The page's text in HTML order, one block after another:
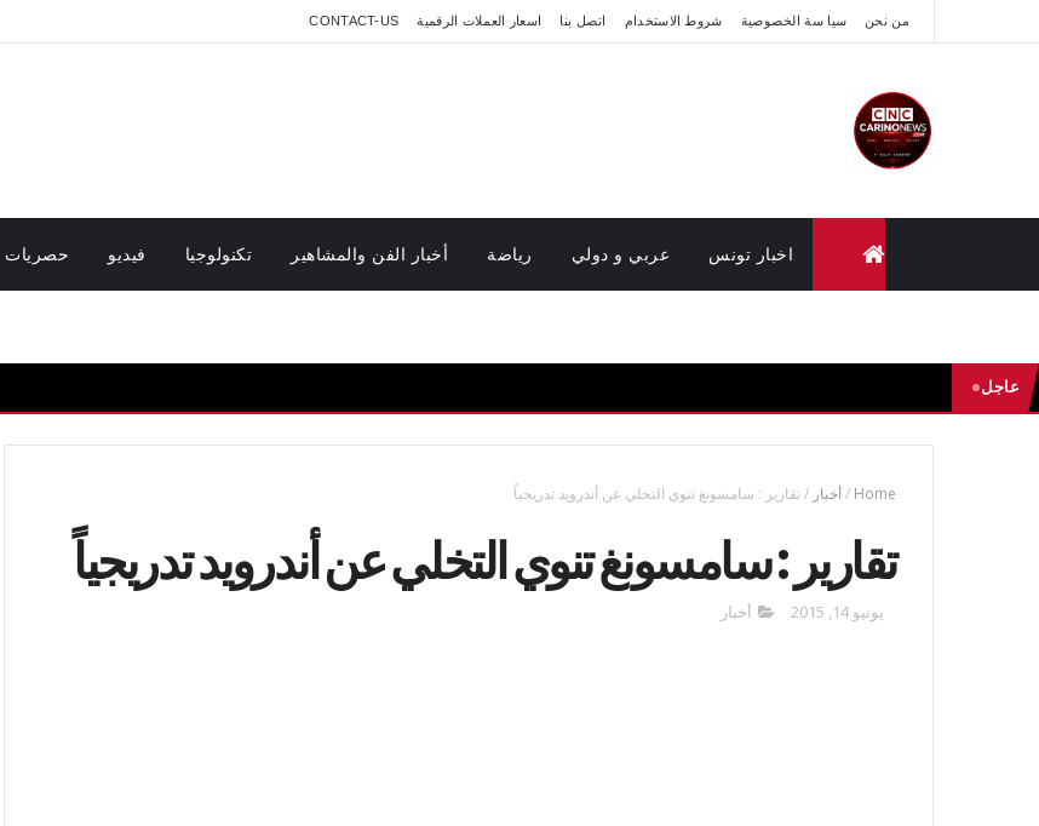
من نحن سيا سة الخصوصية شروط الاستخدام اتصل بنا اسعار العملات الرقمية CONTACT-US
اخبار تونس عربي و دولي رياضة أخبار الفن والمشاهير تكنولوجيا فيديو حصريات
عاجل
Home
/أخبار /تقارير : سامسونغ تنوي التخلي عن أندرويد تدريجياً
تقارير : سامسونغ تنوي التخلي عن أندرويد تدريجياً
يونيو 14, 2015 أخبار